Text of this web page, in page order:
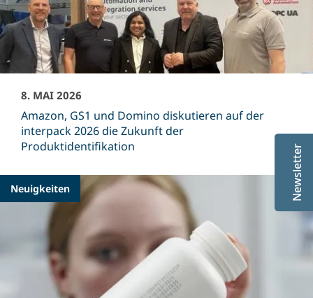
Newsletter
8. MAI 2026
Amazon, GS1 und Domino diskutieren auf der
interpack 2026 die Zukunft der
Produktidentifikation
Neuigkeiten